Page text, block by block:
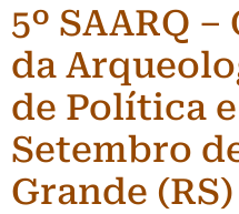
5º SAARQ
da
de Política
Setembro
Grande (RS)